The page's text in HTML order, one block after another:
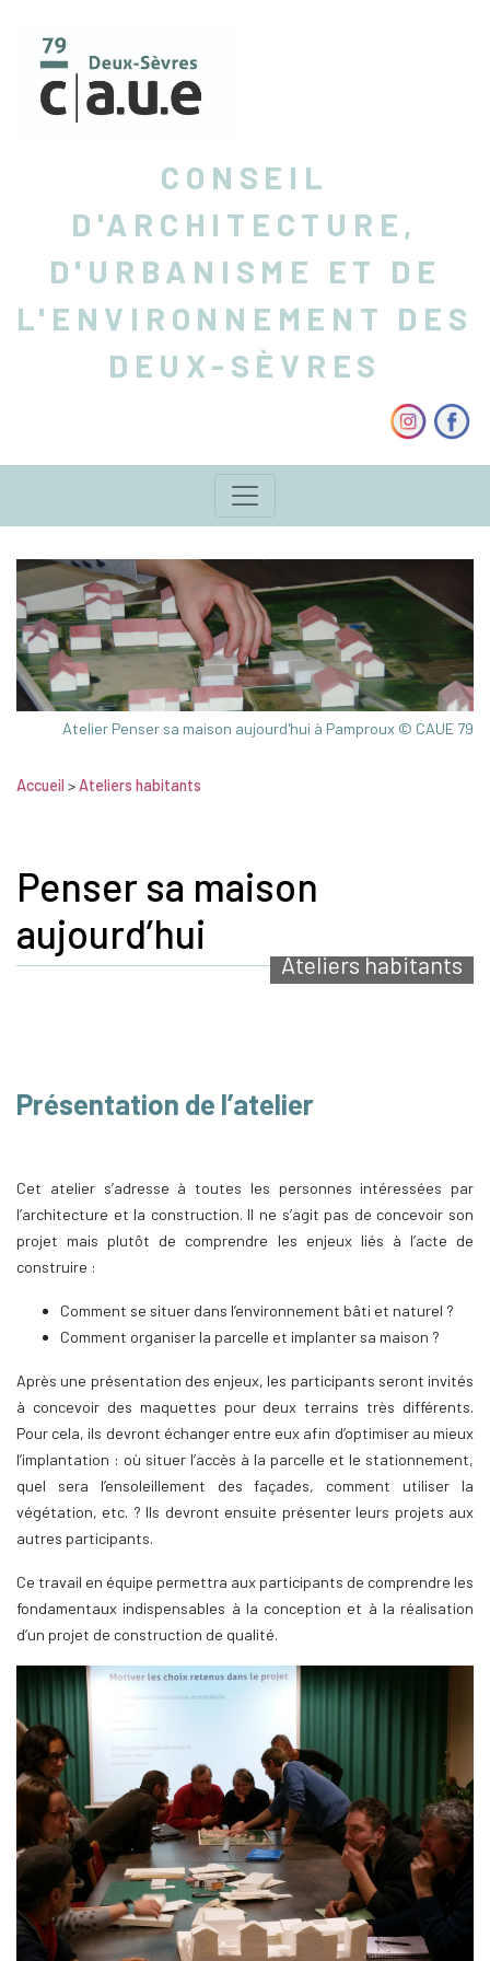
CONSEIL
D'ARCHITECTURE,
D'URBANISME ET DE
L'ENVIRONNEMENT DES
DEUX-SÈVRES
Atelier Penser sa maison aujourd'hui à Pamproux © CAUE 79
Accueil >Ateliers habitants
Penser sa maison
aujourd’hui
Ateliers habitants
Présentation de l’atelier
Cet atelier s’adresse à toutes les personnes intéressées par
l’architecture et la construction. Il ne s’agit pas de concevoir son
projet mais plutôt de comprendre les enjeux liés à l’acte de
construire :
Comment se situer dans l’environnement bâti et naturel ?
Comment organiser la parcelle et implanter sa maison ?
Après une présentation des enjeux, les participants seront invités
à concevoir des maquettes pour deux terrains très différents.
Pour cela, ils devront échanger entre eux afin d’optimiser au mieux
l’implantation : où situer l’accès à la parcelle et le stationnement,
quel sera l’ensoleillement des façades, comment utiliser la
végétation, etc. ? Ils devront ensuite présenter leurs projets aux
autres participants.
Ce travail en équipe permettra aux participants de comprendre les
fondamentaux indispensables à la conception et à la réalisation
d’un projet de construction de qualité.